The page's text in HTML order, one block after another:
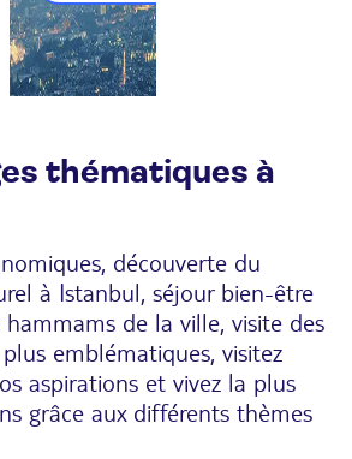
thématiques à
découverte du
à Istanbul, séjour bien-être
hammams de la ville, visite des
emblématiques, visitez
aspirations et vivez la plus
grâce aux différents thèmes